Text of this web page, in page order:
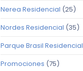
Nerea Residencial (25)
Nordes Residencial (35)
Parque Brasil Residencial
Promociones (75)